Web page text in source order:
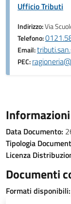
Ufficio Tributi
Indirizzo:Via
Telefono:
Email:
PEC:
Data Documento:
Tipologia
Licenza
Documenti
Formati disponibili: